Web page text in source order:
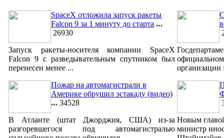
SpaceX отложила запуск ракеты
Falcon 9 за 1 минуту до старта
26930
Запуск ракеты-носителя компании SpaceX
Falcon 9 с разведывательным спутником был
перенесен менее ...
Пожар на автомагистрали в
Америке обрушил эстакаду (видео)
34528
В Атланте (штат Джорджия, США) из-за
разгоревшегося под автомагистралью
организации
Новым
министр